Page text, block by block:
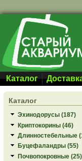
Перейти к основному
Каталог
Каталог
Эхинодорусы (187)
Криптокорины (46)
Длинностебельные
Буцефаландры (55)
Почвопокровные (25)